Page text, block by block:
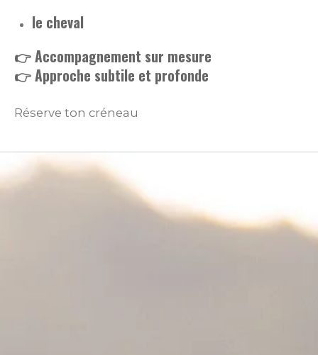
le cheval
👉 Accompagnement sur mesure
👉 Approche subtile et profonde
Réserve ton créneau